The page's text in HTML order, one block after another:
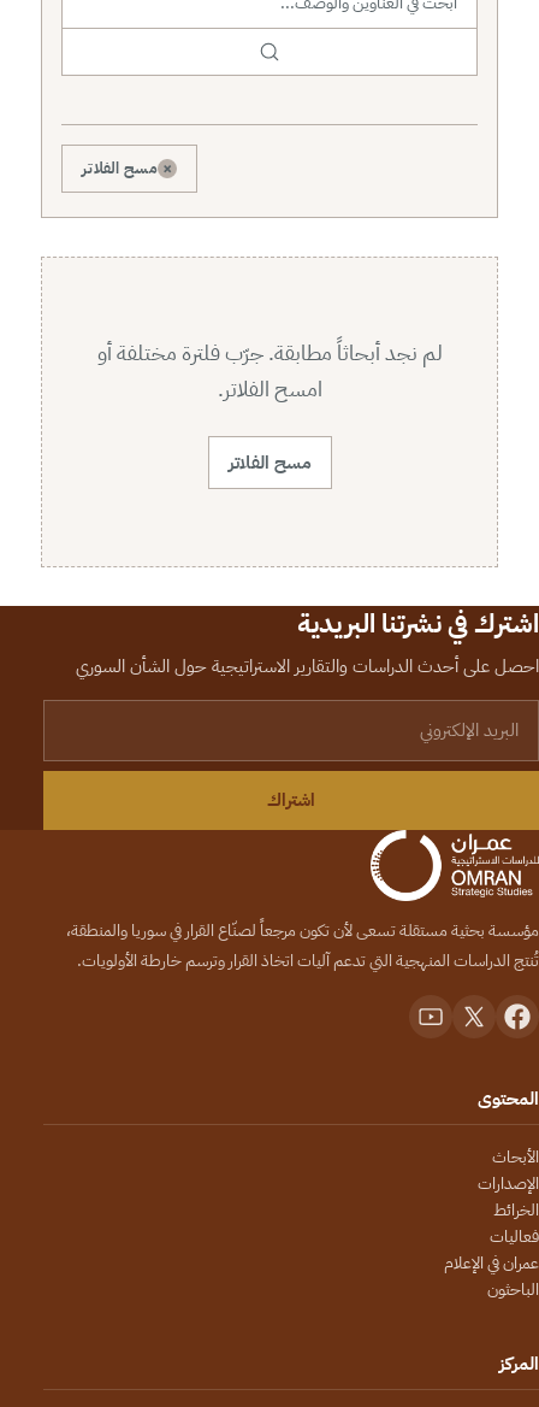
نطاق البحث
× مسح الفلاتر
لم نجد أبحاثاً مطابقة. جرّب فلترة مختلفة أو
امسح الفلاتر.
مسح الفلاتر
اشترك في نشرتنا البريدية
احصل على أحدث الدراسات والتقارير الاستراتيجية حول الشأن السوري
اشتراك
مؤسسة بحثية مستقلة تسعى لأن تكون مرجعاً لصنّاع القرار في سوريا والمنطقة،
تُنتج الدراسات المنهجية التي تدعم آليات اتخاذ القرار وترسم خارطة الأولويات.
المحتوى
الأبحاث
الإصدارات
الخرائط
فعاليات
عمران في الإعلام
الباحثون
المركز